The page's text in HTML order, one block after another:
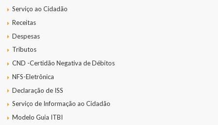
Serviço ao Cidadão
Receitas
Despesas
Tributos
CND -Certidão Negativa de Débitos
NFS-Eletrônica
Declaração de ISS
Serviço de Informação ao Cidadão
Modelo Guia ITBI